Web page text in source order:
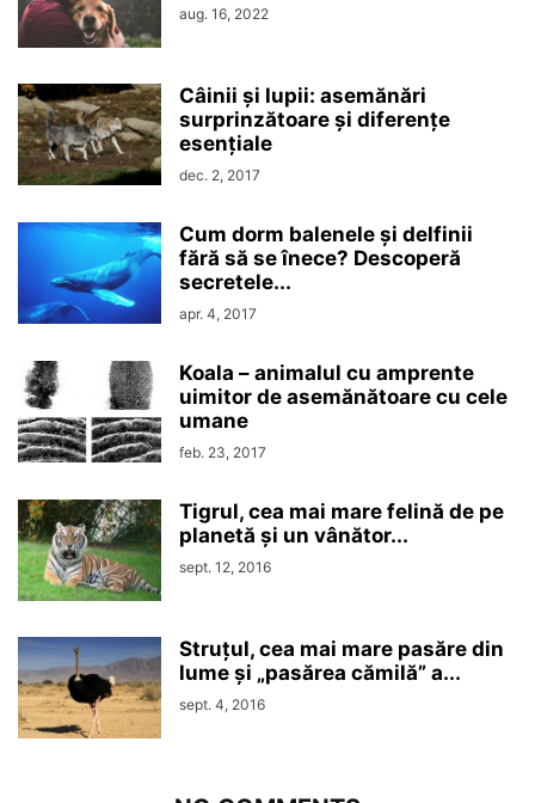
aug. 16, 2022
Câinii și lupii: asemănări
surprinzătoare și diferențe
esențiale
dec. 2, 2017
Cum dorm balenele și delfinii
fără să se înece? Descoperă
secretele...
apr. 4, 2017
Koala – animalul cu amprente
uimitor de asemănătoare cu cele
umane
feb. 23, 2017
Tigrul, cea mai mare felină de pe
planetă și un vânător...
sept. 12, 2016
Struțul, cea mai mare pasăre din
lume și „pasărea cămilă” a...
sept. 4, 2016